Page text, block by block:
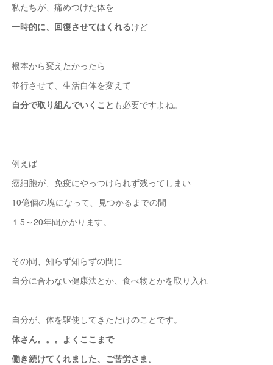
私たちが、痛めつけた体を
一時的に、回復させてはくれるけど
根本から変えたかったら
並行させて、生活自体を変えて
自分で取り組んでいくこと も必要ですよね。
例えば
癌細胞が、免疫にやっつけられず残ってしまい
10億個の塊になって、見つかるまでの間
１5～20年間かかります。
その間、知らず知らずの間に
自分に合わない健康法とか、食べ物とかを取り入れ
自分が、体を駆使してきただけのことです。
体さん。。。よくここまで
働き続けてくれました、 ご苦労さま。